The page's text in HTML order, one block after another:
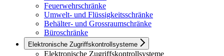
Feuerwehrschränke
Umwelt- und Flüssigkeitsschränke
Behälter- und Grossraumschränke
Büroschränke
Elektronische Zugriffskontrollsysteme
Elektronische Zugriffskontrollsysteme